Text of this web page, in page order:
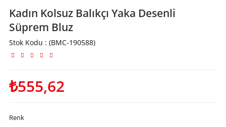
Kadın Kolsuz Balıkçı Yaka Desenli
Süprem Bluz
Stok Kodu (BMC-190588)
₺555,62
Renk